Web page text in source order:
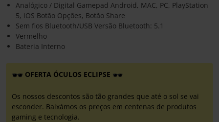
Analógico / Digital Gamepad Android, MAC, PC, PlayStation
5, iOS Botão Opções, Botão Share
Sem fios Bluetooth/USB Versão Bluetooth: 5.1
Vermelho
Bateria Interno
OFERTA ÓCULOS ECLIPSE
Os nossos descontos são tão grandes que até o sol se vai
esconder. Baixámos os preços em centenas de produtos
gaming e tecnologia.